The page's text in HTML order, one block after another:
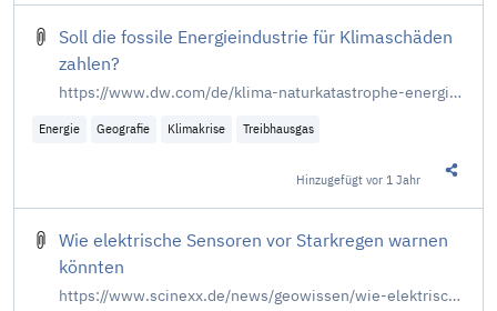
Soll die fossile Energieindustrie für Klimaschäden
zahlen?
https://www.dw.com/de/klima-naturkatastrophe-energie-energieindustrie-klimakrise-klimawandel-kosten/a-70713042
Energie Geografie Klimakrise Treibhausgas
Hinzugefügtvor 1 Jahr
Wie elektrische Sensoren vor Starkregen warnen
könnten
https://www.scinexx.de/news/geowissen/wie-elektrische-sensoren-vor-starkregen-warnen-koennten/